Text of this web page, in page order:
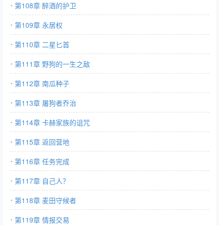
第108章 醉酒的护卫
第109章 永居权
第110章 二星匕首
第111章 野狗的一生之敌
第112章 南瓜种子
第113章 屠狗者乔治
第114章 卡赫家族的诅咒
第115章 返回营地
第116章 任务完成
第117章 自己人？
第118章 麦田守候者
第119章 情报交易